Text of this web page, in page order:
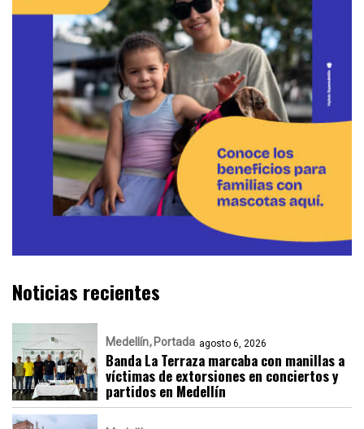
Noticias recientes
Medellín Portada agosto 6, 2026
Banda La Terraza marcaba con manillas a
víctimas de extorsiones en conciertos y
partidos en Medellín